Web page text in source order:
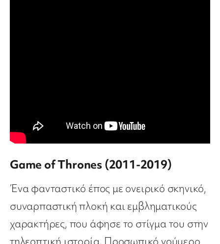
Game of Thrones (2011-2019)
Ένα φανταστικό έπος με ονειρικό σκηνικό,
συναρπαστική πλοκή και εμβληματικούς
χαρακτήρες, που άφησε το στίγμα του στην
τηλεοπτική ιστορία. Προσωπικό νούμερο